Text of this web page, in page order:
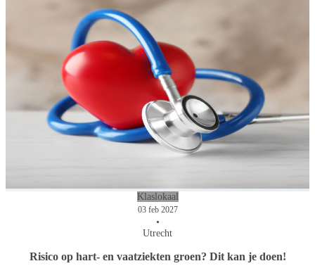
Klaslokaal
03 feb 2027
•
Utrecht
Risico op hart- en vaatziekten groen? Dit kan je doen!